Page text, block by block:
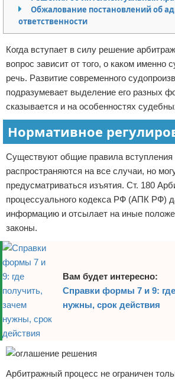
Кино и сериалы
Мода и стиль
Отказ от ответственности
Обжалование постановлений об
ответственности
Когда вступает в силу решение
вопрос зависит от того, о каком именно
речь. Развитие современного
подразумевает выделение его разных
сказывается и на особенностях
Нормативное
Существуют общие правила вступления
распространяются на все случаи, но
предусматриваться изъятия. Ст. 180
процессуального кодекса РФ (АПК РФ)
информацию и отсылает на иные
законы.
Вам будет интересно:
Справки формы 7 и 9:
нужны, срок действия
Арбитражный процесс не ограничен